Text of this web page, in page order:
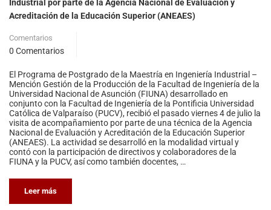
Industrial por parte de la Agencia Nacional de Evaluación y
Acreditación de la Educación Superior (ANEAES)
Comentarios
0 Comentarios
El Programa de Postgrado de la Maestría en Ingeniería Industrial –
Mención Gestión de la Producción de la Facultad de Ingeniería de la
Universidad Nacional de Asunción (FIUNA) desarrollado en
conjunto con la Facultad de Ingeniería de la Pontificia Universidad
Católica de Valparaíso (PUCV), recibió el pasado viernes 4 de julio la
visita de acompañamiento por parte de una técnica de la Agencia
Nacional de Evaluación y Acreditación de la Educación Superior
(ANEAES). La actividad se desarrolló en la modalidad virtual y
contó con la participación de directivos y colaboradores de la
FIUNA y la PUCV, así como también docentes, …
Leer más